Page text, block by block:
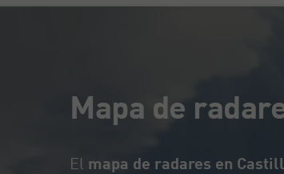
Mapa de
El mapa de radares en